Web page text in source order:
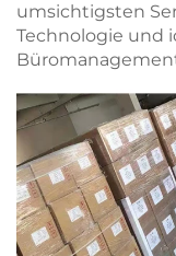
umsichtigsten
Technologie und